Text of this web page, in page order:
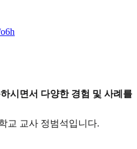
시면서 다양한 경험 및 사례를
교 교사 정범석입니다.